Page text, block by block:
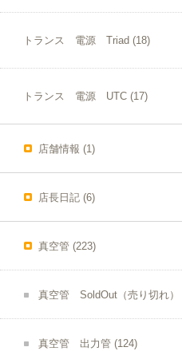
トランス 電源 Triad (18)
トランス 電源 UTC (17)
店舗情報 (1)
店長日記 (6)
真空管 (223)
真空管 SoldOut（売り切れ）
真空管 出力管 (124)